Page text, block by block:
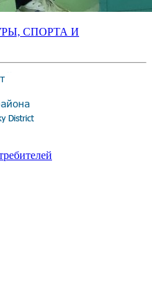
СПОРТА И